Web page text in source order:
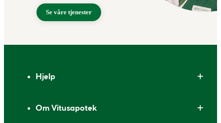
Se våre tjenester
Hjelp
Om Vitusapotek